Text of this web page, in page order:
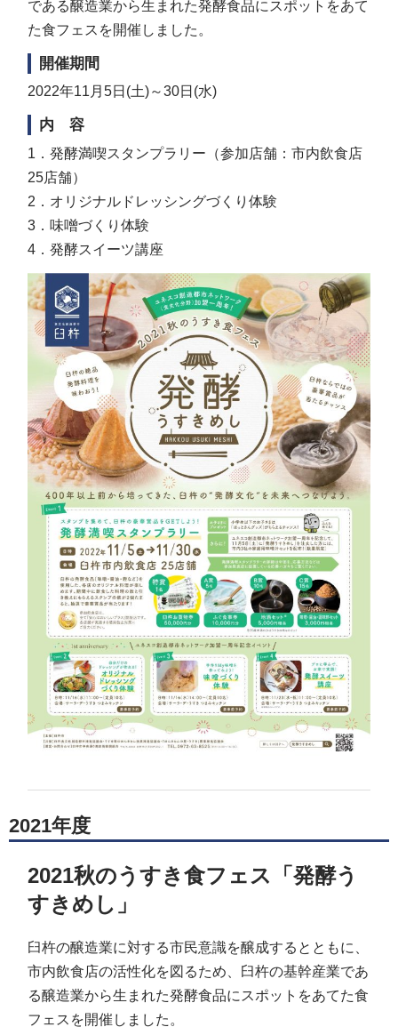
である醸造業から生まれた発酵食品にスポットをあて
た食フェスを開催しました。
開催期間
2022年11月5日(土)～30日(水)
内 容
1．発酵満喫スタンプラリー（参加店舗：市内飲食店
25店舗）
2．オリジナルドレッシングづくり体験
3．味噌づくり体験
4．発酵スイーツ講座
2021年度
2021秋のうすき食フェス「発酵う
すきめし」
臼杵の醸造業に対する市民意識を醸成するとともに、
市内飲食店の活性化を図るため、臼杵の基幹産業であ
る醸造業から生まれた発酵食品にスポットをあてた食
フェスを開催しました。